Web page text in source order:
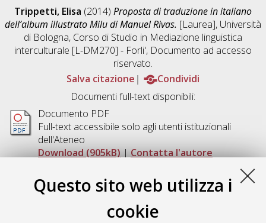
Questo sito web utilizza i
cookie
Trippetti, Elisa (2014) Proposta di traduzione in italiano
dell’album illustrato Milu di Manuel Rivas. [Laurea], Università
di Bologna, Corso di Studio in Mediazione linguistica
interculturale [L-DM270] - Forli', Documento ad accesso
riservato.
Salva citazione
Condividi
Documenti full-text disponibili:
Documento PDF
Full-text accessibile solo agli utenti istituzionali
dell'Ateneo
Download (905kB)|Contatta l'autore
Documento PDF
Full-text non accessibile
Contatta l'autore